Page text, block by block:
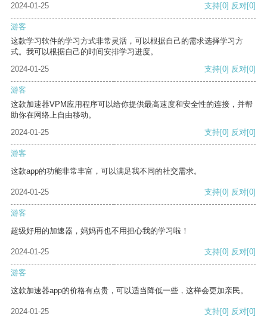
2024-01-25
支持[0] 反对[0]
游客
这款学习软件的学习方式非常灵活，可以根据自己的需求选择学习方
式。我可以根据自己的时间安排学习进度。
2024-01-25
支持[0] 反对[0]
游客
这款加速器VPM应用程序可以给你提供最高速度和安全性的连接，并帮
助你在网络上自由移动。
2024-01-25
支持[0] 反对[0]
游客
这款app的功能非常丰富，可以满足我不同的社交需求。
2024-01-25 支持[0] 反对[0]
游客
超级好用的加速器，妈妈再也不用担心我的学习啦！
2024-01-25 支持[0] 反对[0]
游客
这款加速器app的价格有点贵，可以适当降低一些，这样会更加亲民。
2024-01-25 支持[0] 反对[0]